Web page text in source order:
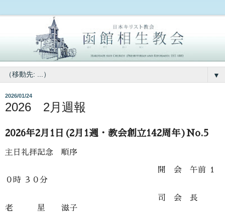
▼
2026/01/24
2026 2月週報
2026年2月1日(2月1週・教会創立142周年)No.5
主日礼拝記念 順序
開 会 午前 １
０時 ３０分
司 会 長
老 星 滋子